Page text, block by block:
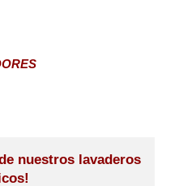
nuestros lavaderos